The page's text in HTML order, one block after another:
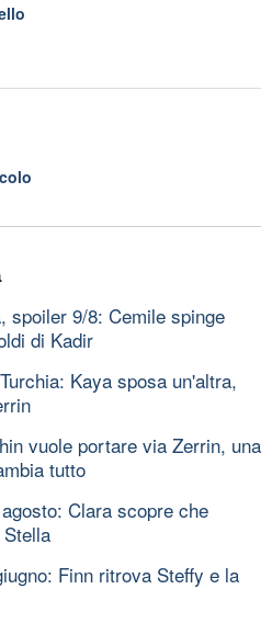
spoiler 9/8: Cemile spinge
di Kadir
Kaya sposa un'altra,
vuole portare via Zerrin, una
tutto
Clara scopre che
Finn ritrova Steffy e la